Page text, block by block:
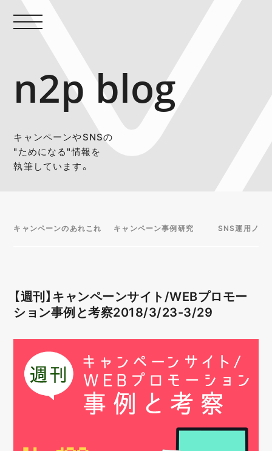
n2p blog
キャンペーンやSNSの
"ためになる"情報を
執筆しています。
キャンペーンのあれこれ キャンペーン事例研究 SNS運用ノウ
【週刊】キャンペーンサイト/WEBプロモー
ション事例と考察2018/3/23-3/29